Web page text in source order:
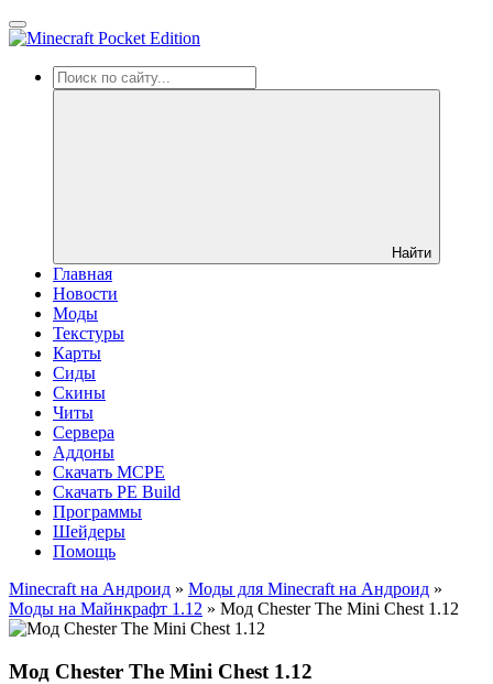
Найти
Главная
Новости
Моды
Текстуры
Карты
Сиды
Cкины
Читы
Сервера
Аддоны
Скачать MCPE
Скачать PE Build
Программы
Шейдеры
Помощь
Minecraft на Андроид » Моды для Minecraft на Андроид »
Моды на Майнкрафт 1.12 » Мод Chester The Mini Chest 1.12
Мод Chester The Mini Chest 1.12